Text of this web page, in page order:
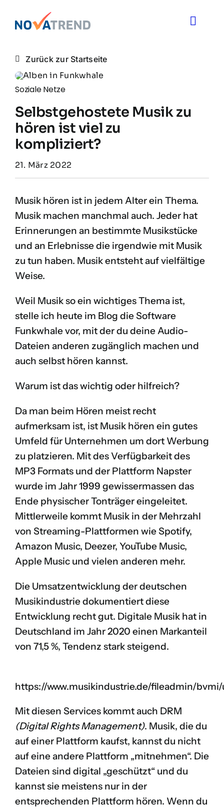
Inhalt
springen
Toggle
Zurück zur Startseite
Soziale Netze
Selbstgehostete Musik zu
hören ist viel zu
kompliziert?
21. März 2022
Musik hören ist in jedem Alter ein Thema.
Musik machen manchmal auch. Jeder hat
Erinnerungen an bestimmte Musikstücke
und an Erlebnisse die irgendwie mit Musik
zu tun haben. Musik entsteht auf vielfältige
Weise.
Weil Musik so ein wichtiges Thema ist,
stelle ich heute im Blog die Software
Funkwhale vor, mit der du deine Audio-
Dateien anderen zugänglich machen und
auch selbst hören kannst.
Warum ist das wichtig oder hilfreich?
Da man beim Hören meist recht
aufmerksam ist, ist Musik hören ein gutes
Umfeld für Unternehmen um dort Werbung
zu platzieren. Mit des Verfügbarkeit des
MP3 Formats und der Plattform Napster
wurde im Jahr 1999 gewissermassen das
Ende physischer Tonträger eingeleitet.
Mittlerweile kommt Musik in der Mehrzahl
von Streaming-Plattformen wie Spotify,
Amazon Music, Deezer, YouTube Music,
Apple Music und vielen anderen mehr.
Die Umsatzentwicklung der deutschen
Musikindustrie dokumentiert diese
Entwicklung recht gut. Digitale Musik hat in
Deutschland im Jahr 2020 einen Markanteil
von 71,5 %, Tendenz stark steigend.
https://www.musikindustrie.de/fileadmin/
Mit diesen Services kommt auch DRM
(Digital Rights Management). Musik, die du
auf einer Plattform kaufst, kannst du nicht
auf eine andere Plattform „mitnehmen“. Die
Dateien sind digital „geschützt“ und du
kannst sie meistens nur in der
entsprechenden Plattform hören. Wenn du